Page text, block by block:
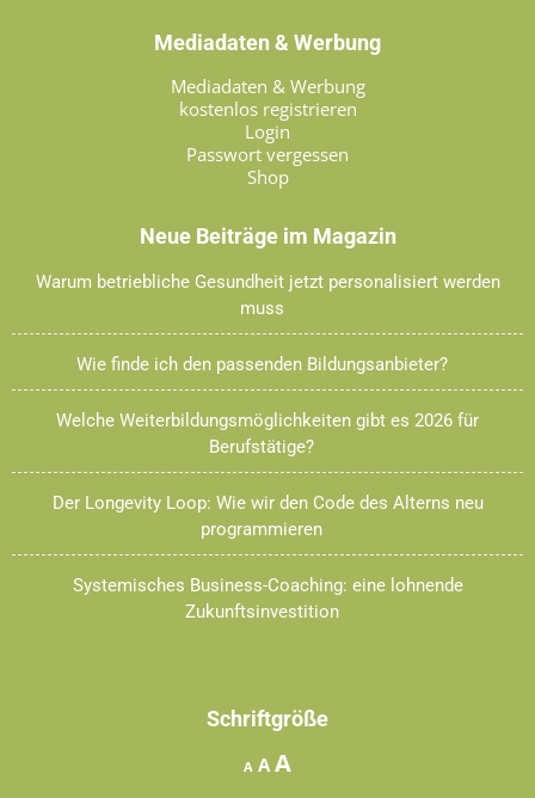
Mediadaten & Werbung
Mediadaten & Werbung
kostenlos registrieren
Login
Passwort vergessen
Shop
Neue Beiträge im Magazin
Warum betriebliche Gesundheit jetzt personalisiert werden
muss
Wie finde ich den passenden Bildungsanbieter?
Welche Weiterbildungsmöglichkeiten gibt es 2026 für
Berufstätige?
Der Longevity Loop: Wie wir den Code des Alterns neu
programmieren
Systemisches Business-Coaching: eine lohnende
Zukunftsinvestition
Schriftgröße
A Decrease
A Reset
AIncrease